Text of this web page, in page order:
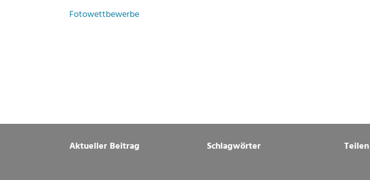
Fotowettbewerbe
Aktueller Beitrag Schlagwörter Teilen